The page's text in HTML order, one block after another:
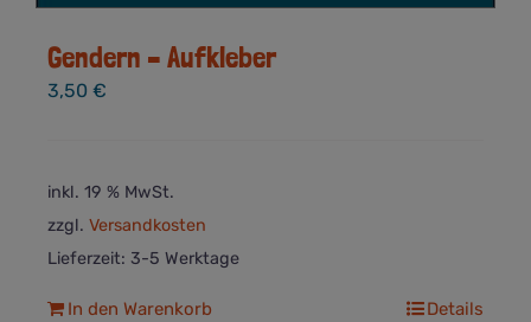
Gendern – Aufkleber
3,50 €
inkl. 19 % MwSt.
zzgl. Versandkosten
Lieferzeit: 3-5 Werktage
In den Warenkorb Details